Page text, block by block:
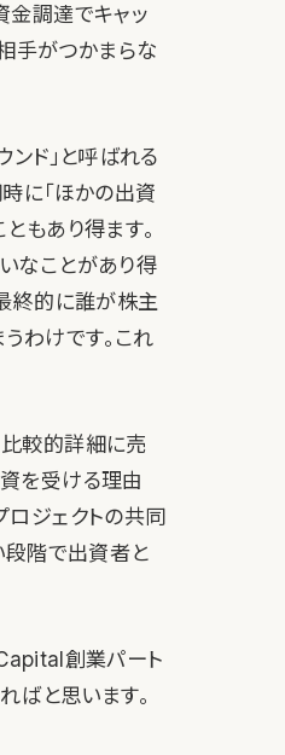
金調達でキャッ
手がつかまらな
ド」と呼ばれる
に「ほかの出資
もあり得ます。
なことがあり得
終的に誰が株主
わけです。これ
較的詳細に売
を受ける理由
ロジェクトの共同
段階で出資者と
創業パート
と思います。